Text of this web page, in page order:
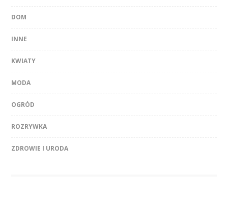
DOM
INNE
KWIATY
MODA
OGRÓD
ROZRYWKA
ZDROWIE I URODA